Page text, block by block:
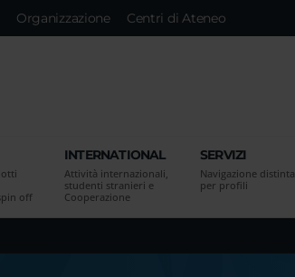
Organizzazione Centri di Ateneo
off
INTERNATIONAL
Attività internazionali,
studenti stranieri e
Cooperazione
SERVIZI
Navigazione distinta
per profili